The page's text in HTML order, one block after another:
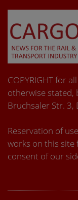
COPYRIGHT for
otherwise stated,
Bruchsaler Str. 3,
Reservation of
works on this
consent of our